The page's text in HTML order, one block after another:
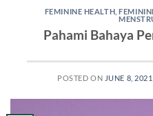
FEMININE HEALTH ,
Pahami Bahaya
POSTED ON JUNE 8, 2021